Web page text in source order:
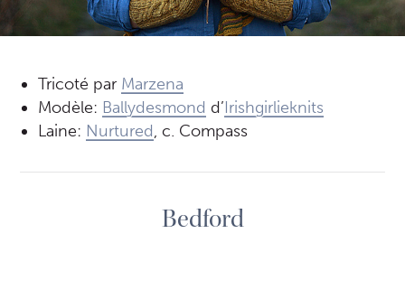
Tricoté par Marzena
Modèle: Ballydesmond d’Irishgirlieknits
Laine: Nurtured, c. Compass
Bedford